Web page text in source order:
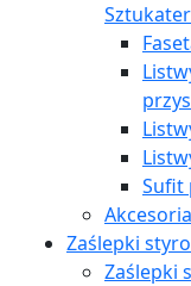
Sufit
Zaślepki
Zaślepki